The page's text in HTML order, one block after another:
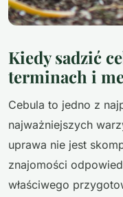
Kiedy sadzić
terminach i
Cebula to jedno z
najważniejszych
uprawa nie jest
znajomości
właściwego